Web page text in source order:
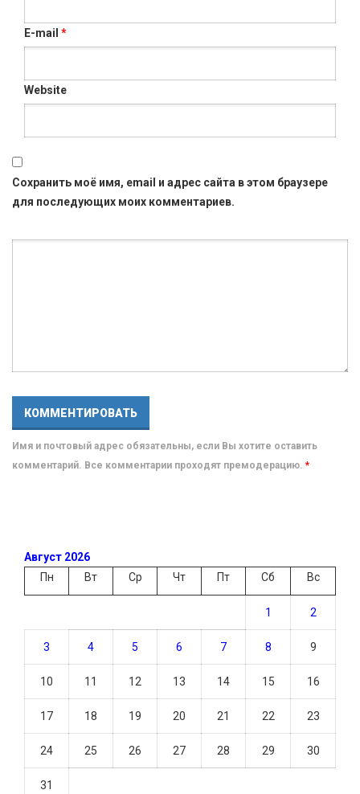
E-mail *
Website
Сохранить моё имя, email и адрес сайта в этом браузере
для последующих моих комментариев.
Имя и почтовый адрес обязательны, если Вы хотите оставить
комментарий. Все комментарии проходят премодерацию. *
Август 2026
Пн
Вт Ср Чт Пт Сб Вс
1 2
3 4 5 6 7 8 9
10 11 12 13 14 15 16
17 18 19 20 21 22 23
24 25 26 27 28 29 30
31